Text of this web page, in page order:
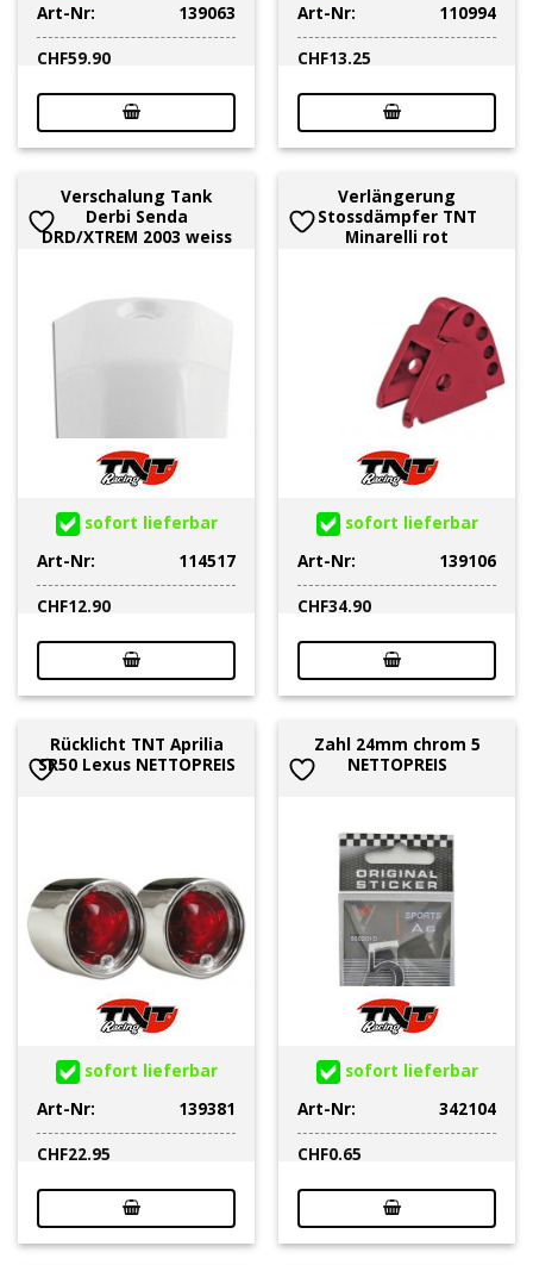
Art-Nr:
139063
CHF59.90
Art-Nr:
110994
CHF13.25
Verschalung Tank
Derbi Senda
DRD/XTREM 2003 weiss
sofort lieferbar
Art-Nr:
114517
CHF12.90
Verlängerung
Stossdämpfer TNT
Minarelli rot
sofort lieferbar
Art-Nr:
139106
CHF34.90
Rücklicht TNT Aprilia
SR50 Lexus NETTOPREIS
sofort lieferbar
Art-Nr:
139381
CHF22.95
Zahl 24mm chrom 5
NETTOPREIS
sofort lieferbar
Art-Nr:
342104
CHF0.65